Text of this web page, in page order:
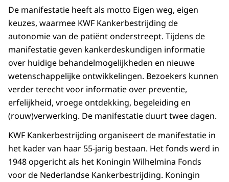
De manifestatie heeft als motto Eigen weg, eigen
keuzes, waarmee KWF Kankerbestrijding de
autonomie van de patiënt onderstreept. Tijdens de
manifestatie geven kankerdeskundigen informatie
over huidige behandelmogelijkheden en nieuwe
wetenschappelijke ontwikkelingen. Bezoekers kunnen
verder terecht voor informatie over preventie,
erfelijkheid, vroege ontdekking, begeleiding en
(rouw)verwerking. De manifestatie duurt twee dagen.
KWF Kankerbestrijding organiseert de manifestatie in
het kader van haar 55-jarig bestaan. Het fonds werd in
1948 opgericht als het Koningin Wilhelmina Fonds
voor de Nederlandse Kankerbestrijding. Koningin